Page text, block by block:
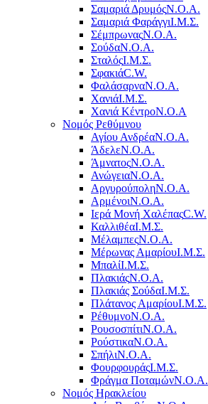
Σαμαριά ΔρυμόςΝ.Ο.Α.
Σαμαριά ΦαράγγιΙ.Μ.Σ.
ΣέμπρωναςΝ.Ο.Α.
ΣούδαΝ.Ο.Α.
ΣταλόςΙ.Μ.Σ.
ΣφακιάC.W.
ΦαλάσαρναΝ.Ο.Α.
ΧανιάΙ.Μ.Σ.
Χανιά ΚέντροN.O.A
Νομός Ρεθύμνου
Αγίου ΑνδρέαΝ.Ο.Α.
ΆδελεΝ.Ο.Α.
ΆμνατοςΝ.Ο.Α.
ΑνώγειαΝ.Ο.Α.
ΑργυρούποληΝ.Ο.Α.
ΑρμένοιΝ.Ο.Α.
Ιερά Μονή ΧαλέπαςC.W.
ΚαλλιθέαΙ.Μ.Σ.
ΜέλαμπεςΝ.Ο.Α.
Μέρωνας ΑμαρίουΙ.Μ.Σ.
ΜπαλίΙ.Μ.Σ.
ΠλακιάςΝ.Ο.Α.
Πλακιάς ΣούδαΙ.Μ.Σ.
Πλάτανος ΑμαρίουΙ.Μ.Σ.
ΡέθυμνοΝ.Ο.Α.
ΡουσοσπίτιΝ.Ο.Α.
ΡούστικαΝ.Ο.Α.
ΣπήλιΝ.Ο.Α.
ΦουρφουράςΙ.Μ.Σ.
Φράγμα ΠοταμώνΝ.Ο.Α.
Νομός Ηρακλείου